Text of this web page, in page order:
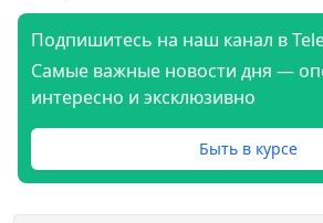
Подпишитесь на наш канал в
Самые важные новости дня —
интересно и эксклюзивно
Быть в курсе